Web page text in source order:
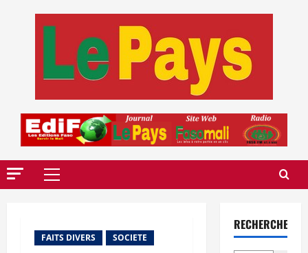
Menu
FAITS DIVERS SOCIETE
RECHERCHER